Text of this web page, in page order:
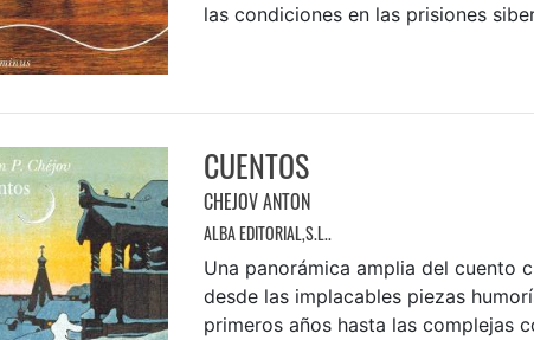
las condiciones en las prisiones
CUENTOS
CHEJOV ANTON
ALBA EDITORIAL,S.L..
Una panorámica amplia del cuento
desde las implacables piezas
primeros años hasta las complejas